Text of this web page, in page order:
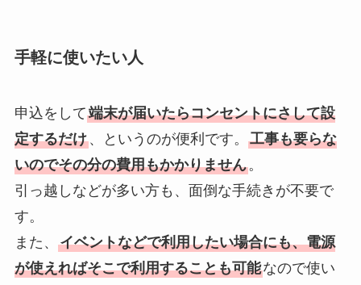
手軽に使いたい人
申込をして端末が届いたらコンセントにさして設
定するだけ、というのが便利です。 工事も要らな
いのでその分の費用もかかりません。
引っ越しなどが多い方も、面倒な手続きが不要で
す。
また、 イベントなどで利用したい場合にも、電源
が使えればそこで利用することも可能なので使い